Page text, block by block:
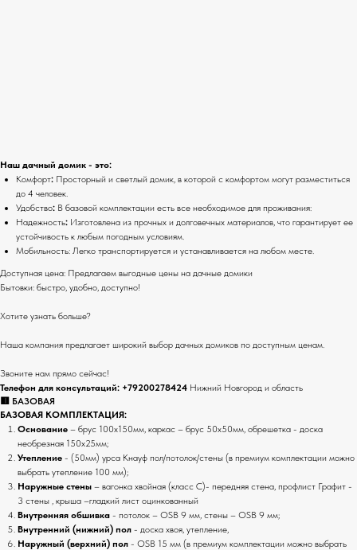
Наш дачный домик - это:
Комфорт: Просторный и светлый домик, в которой с комфортом могут разместиться
до 4 человек.
Удобство: В базовой комплектации есть все необходимое для проживания:
Надежность: Изготовлена из прочных и долговечных материалов, что гарантирует ее
устойчивость к любым погодным условиям.
Мобильность: Легко транспортируется и устанавливается на любом месте.
Доступная цена: Предлагаем выгодные цены на дачные домики
Бытовки: быстро, удобно, доступно!
Хотите узнать больше?
Наша компания предлагает широкий выбор дачных домиков по доступным ценам.
Звоните нам прямо сейчас!
Телефон для консультаций: +79200278424 Нижний Новгород и область
🟥 БАЗОВАЯ
БАЗОВАЯ КОМПЛЕКТАЦИЯ:
Основание – брус 100х150мм, каркас – брус 50х50мм, обрешетка - доска
необрезная 150х25мм;
Утепление - (50мм) урса Кнауф пол/потолок/стены (в премиум комплектации можно
выбрать утепление 100 мм);
Наружные стены – вагонка хвойная (класс С)- передняя стена, профлист Графит -
3 стены , крыша –гладкий лист оцинкованный
Внутренняя обшивка - потолок – OSB 9 мм, стены – OSB 9 мм;
Внутренний (нижний) пол - доска хвоя, утепление,
Наружный (верхний) пол - OSB 15 мм (в премиум комплектации можно выбрать